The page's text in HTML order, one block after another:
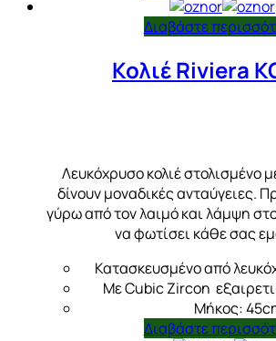
Διαβάστε
Κολιέ Riviera
Λευκόχρυσο κολιέ στολισμένο
δίνουν μοναδικές ανταύγειες.
γύρω από τον λαιμό και λάμψη
να φωτίσει κάθε σας
Κατασκευσμένο από
Με Cubic Zircon
Μήκος:
Διαβάστε